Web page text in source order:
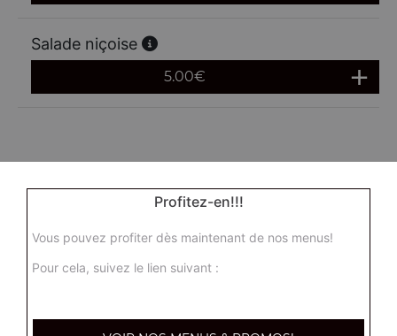
Salade niçoise
5.00€
Profitez-en!!!
Vous pouvez profiter dès maintenant de nos menus!
Pour cela, suivez le lien suivant :